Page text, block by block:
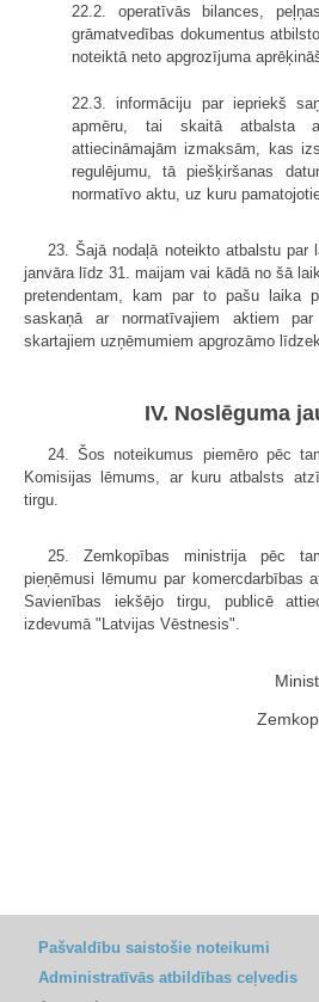
22.2. operatīvās bilances,
grāmatvedības dokumentus
noteiktā neto apgrozījuma
22.3. informāciju par iepriekš
apmēru, tai skaitā atbalsta
attiecināmajām izmaksām, kas
regulējumu, tā piešķiršanas
normatīvo aktu, uz kuru
23. Šajā nodaļā noteikto atbalstu par
janvāra līdz 31. maijam vai kādā no šā
pretendentam, kam par to pašu laika
saskaņā ar normatīvajiem aktiem
skartajiem uzņēmumiem apgrozāmo
IV. Noslēguma
24. Šos noteikumus piemēro pēc
Komisijas lēmums, ar kuru atbalsts
tirgu.
25. Zemkopības ministrija pēc
pieņēmusi lēmumu par komercdarbības
Savienības iekšējo tirgu, publicē
izdevumā "Latvijas Vēstnesis".
Pašvaldību saistošie noteikumi
Administratīvās atbildības ceļvedis